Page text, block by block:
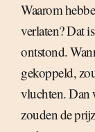
Waarom
verlaten? Dat
ontstond.
gekoppeld,
vluchten. Dan
zouden de